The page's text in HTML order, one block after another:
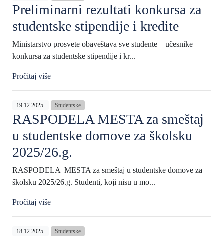
Preliminarni rezultati konkursa za
studentske stipendije i kredite
Ministarstvo prosvete obaveštava sve studente – učesnike
konkursa za studentske stipendije i kr...
Pročitaj više
19.12.2025. Studentske
RASPODELA MESTA za smeštaj
u studentske domove za školsku
2025/26.g.
RASPODELA MESTA za smeštaj u studentske domove za
školsku 2025/26.g. Studenti, koji nisu u mo...
Pročitaj više
18.12.2025. Studentske